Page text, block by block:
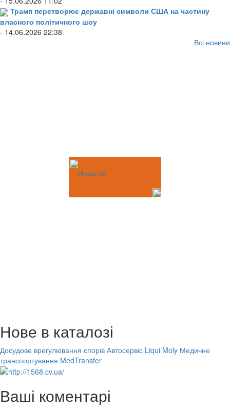
Трамп перетворює державні символи США на частину
власного політичного шоу
- 14.06.2026 22:38
Всі новини
Новости
Нове в каталозі
Досудове врегулювання спорів Автосервіс Liqui Moly Медичне
транспортування MedTransfer
Ваші коментарі